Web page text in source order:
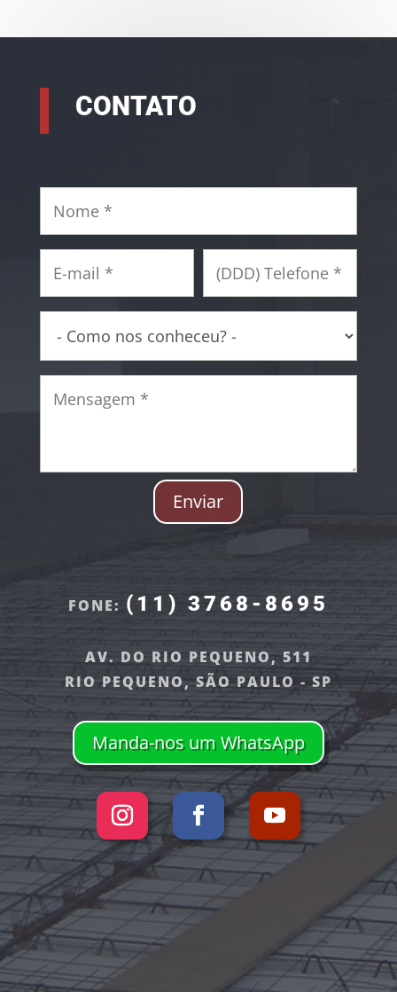
CONTATO
Enviar
FONE: (11) 3768-8695
AV. DO RIO PEQUENO, 511
RIO PEQUENO, SÃO PAULO - SP
Manda-nos um WhatsApp